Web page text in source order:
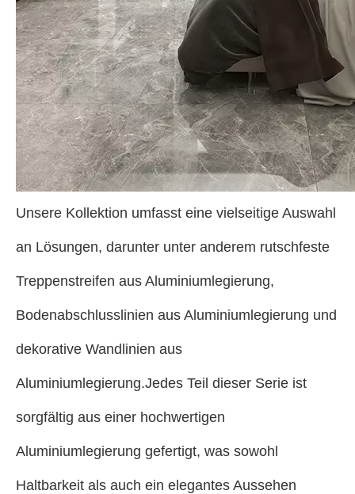
Unsere Kollektion umfasst eine vielseitige Auswahl
an Lösungen, darunter unter anderem rutschfeste
Treppenstreifen aus Aluminiumlegierung,
Bodenabschlusslinien aus Aluminiumlegierung und
dekorative Wandlinien aus
Aluminiumlegierung.Jedes Teil dieser Serie ist
sorgfältig aus einer hochwertigen
Aluminiumlegierung gefertigt, was sowohl
Haltbarkeit als auch ein elegantes Aussehen